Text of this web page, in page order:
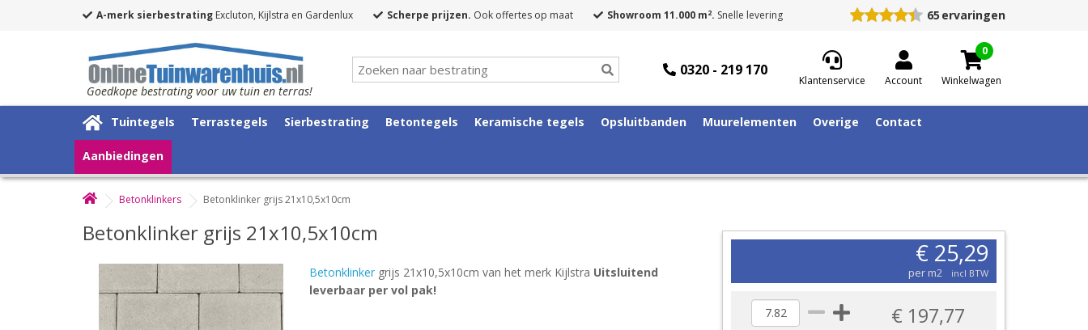
A-merk sierbestrating Excluton, Kijlstra en Gardenlux Scherpe prijzen. Ook offertes op maat Showroom 11.000 m2. Snelle levering 65 ervaringen
Goedkope bestrating voor uw tuin en terras!
0320 - 219 170
Klantenservice Account
0
Winkelwagen
Tuintegels Terrastegels Sierbestrating Betontegels Keramische tegels Opsluitbanden Muurelementen Overige Contact
Aanbiedingen
Betonklinkers Betonklinker grijs 21x10,5x10cm
Betonklinker grijs 21x10,5x10cm
Betonklinker grijs 21x10,5x10cm van het merk Kijlstra Uitsluitend
leverbaar per vol pak!
€ 25,29
per m2 incl BTW
€ 197,77